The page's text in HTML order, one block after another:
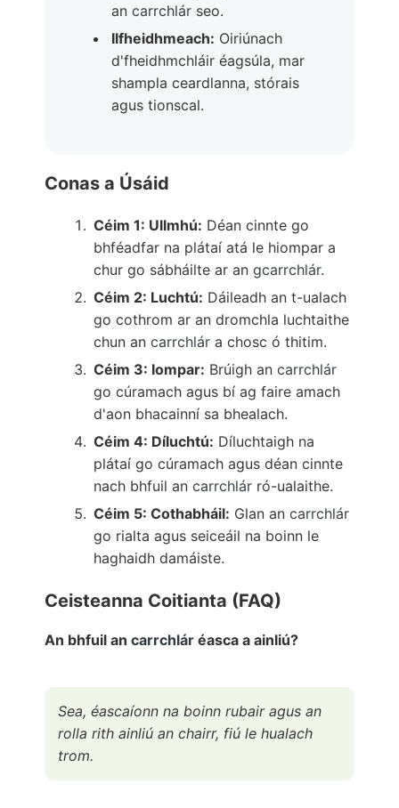
an carrchlár seo.
Ilfheidhmeach: Oiriúnach
d'fheidhmchláir éagsúla, mar
shampla ceardlanna, stórais
agus tionscal.
Conas a Úsáid
Céim 1: Ullmhú: Déan cinnte go
bhféadfar na plátaí atá le hiompar a
chur go sábháilte ar an gcarrchlár.
Céim 2: Luchtú: Dáileadh an t-ualach
go cothrom ar an dromchla luchtaithe
chun an carrchlár a chosc ó thitim.
Céim 3: Iompar: Brúigh an carrchlár
go cúramach agus bí ag faire amach
d'aon bhacainní sa bhealach.
Céim 4: Díluchtú: Díluchtaigh na
plátaí go cúramach agus déan cinnte
nach bhfuil an carrchlár ró-ualaithe.
Céim 5: Cothabháil: Glan an carrchlár
go rialta agus seiceáil na boinn le
haghaidh damáiste.
Ceisteanna Coitianta (FAQ)
An bhfuil an carrchlár éasca a ainliú?
Sea, éascaíonn na boinn rubair agus an
rolla rith ainliú an chairr, fiú le hualach
trom.